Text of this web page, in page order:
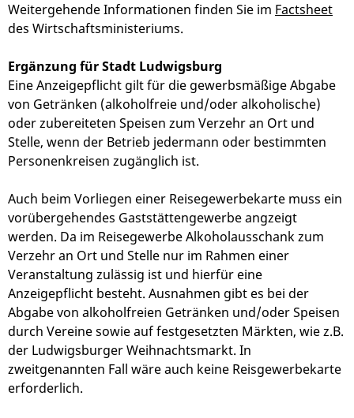
Weitergehende Informationen finden Sie im Factsheet
des Wirtschaftsministeriums.
Ergänzung für Stadt Ludwigsburg
Eine Anzeigepflicht gilt für die gewerbsmäßige Abgabe
von Getränken (alkoholfreie und/oder alkoholische)
oder zubereiteten Speisen zum Verzehr an Ort und
Stelle, wenn der Betrieb jedermann oder bestimmten
Personenkreisen zugänglich ist.
Auch beim Vorliegen einer Reisegewerbekarte muss ein
vorübergehendes Gaststättengewerbe angzeigt
werden. Da im Reisegewerbe Alkoholausschank zum
Verzehr an Ort und Stelle nur im Rahmen einer
Veranstaltung zulässig ist und hierfür eine
Anzeigepflicht besteht. Ausnahmen gibt es bei der
Abgabe von alkoholfreien Getränken und/oder Speisen
durch Vereine sowie auf festgesetzten Märkten, wie z.B.
der Ludwigsburger Weihnachtsmarkt. In
zweitgenannten Fall wäre auch keine Reisgewerbekarte
erforderlich.